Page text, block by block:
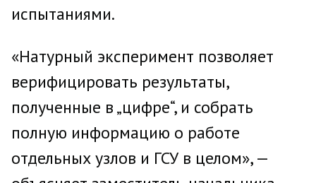
испытаниями.
«Натурный эксперимент позволяет
верифицировать результаты,
полученные в „цифре“, и собрать
полную информацию о работе
отдельных узлов и ГСУ в целом», —